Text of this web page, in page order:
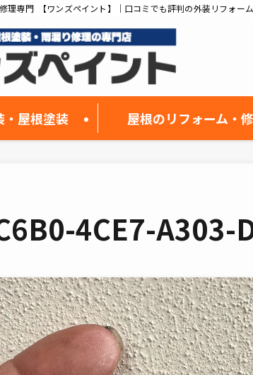
理専門 【ワンズペイント】｜口コミでも評判の外装リフォー
・屋根塗装 屋根のリフォーム・
4CE7-A303-